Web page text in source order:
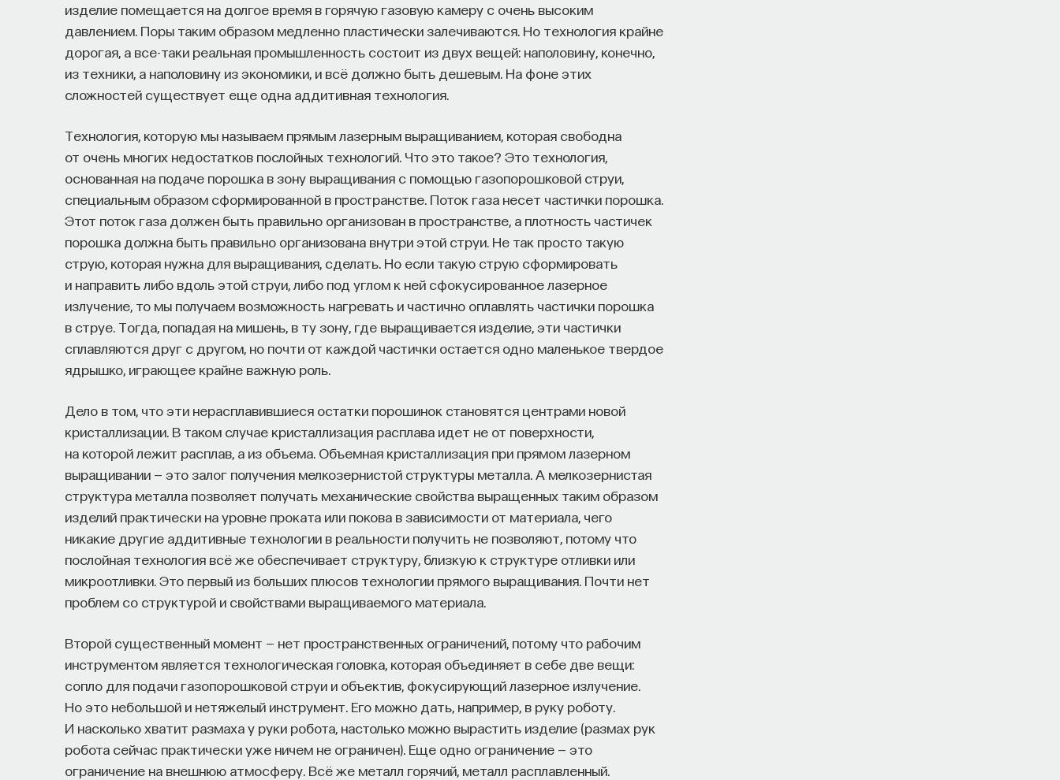
изделие помещается на долгое время в горячую газовую камеру с очень высоким
давлением. Поры таким образом медленно пластически залечиваются. Но технология крайне
дорогая, а все-таки реальная промышленность состоит из двух вещей: наполовину, конечно,
из техники, а наполовину из экономики, и всё должно быть дешевым. На фоне этих
сложностей существует еще одна аддитивная технология.
Технология, которую мы называем прямым лазерным выращиванием, которая свободна
от очень многих недостатков послойных технологий. Что это такое? Это технология,
основанная на подаче порошка в зону выращивания с помощью газопорошковой струи,
специальным образом сформированной в пространстве. Поток газа несет частички порошка.
Этот поток газа должен быть правильно организован в пространстве, а плотность частичек
порошка должна быть правильно организована внутри этой струи. Не так просто такую
струю, которая нужна для выращивания, сделать. Но если такую струю сформировать
и направить либо вдоль этой струи, либо под углом к ней сфокусированное лазерное
излучение, то мы получаем возможность нагревать и частично оплавлять частички порошка
в струе. Тогда, попадая на мишень, в ту зону, где выращивается изделие, эти частички
сплавляются друг с другом, но почти от каждой частички остается одно маленькое твердое
ядрышко, играющее крайне важную роль.
Дело в том, что эти нерасплавившиеся остатки порошинок становятся центрами новой
кристаллизации. В таком случае кристаллизация расплава идет не от поверхности,
на которой лежит расплав, а из объема. Объемная кристаллизация при прямом лазерном
выращивании — это залог получения мелкозернистой структуры металла. А мелкозернистая
структура металла позволяет получать механические свойства выращенных таким образом
изделий практически на уровне проката или покова в зависимости от материала, чего
никакие другие аддитивные технологии в реальности получить не позволяют, потому что
послойная технология всё же обеспечивает структуру, близкую к структуре отливки или
микроотливки. Это первый из больших плюсов технологии прямого выращивания. Почти нет
проблем со структурой и свойствами выращиваемого материала.
Второй существенный момент — нет пространственных ограничений, потому что рабочим
инструментом является технологическая головка, которая объединяет в себе две вещи:
сопло для подачи газопорошковой струи и объектив, фокусирующий лазерное излучение.
Но это небольшой и нетяжелый инструмент. Его можно дать, например, в руку роботу.
И насколько хватит размаха у руки робота, настолько можно вырастить изделие (размах рук
робота сейчас практически уже ничем не ограничен). Еще одно ограничение — это
ограничение на внешнюю атмосферу. Всё же металл горячий, металл расплавленный.